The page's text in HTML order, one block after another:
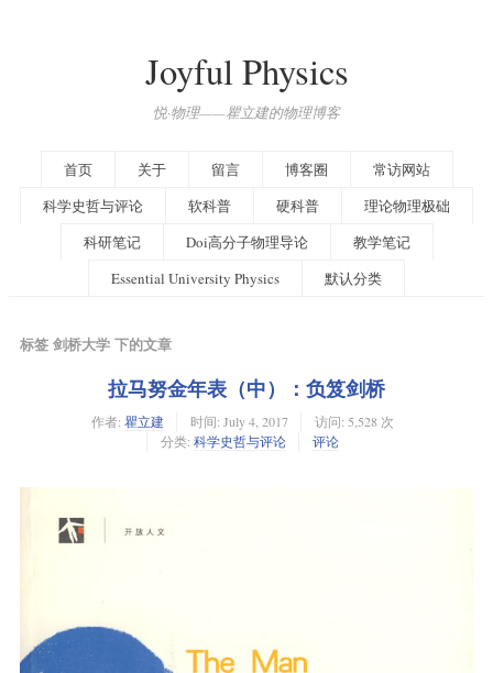
Joyful Physics
悦·物理——瞿立建的物理博客
首页 关于 留言 博客圈
常访网站
科学史哲与评论
软科普 硬科普
理论物理极础
科研笔记
Doi高分子物理导论
教学笔记
Essential University Physics
默认分类
标签 剑桥大学 下的文章
拉马努金年表（中）：负笈剑桥
作者: 瞿立建 时间: July 4, 2017
访问: 5,528 次
分类: 科学史哲与评论 评论